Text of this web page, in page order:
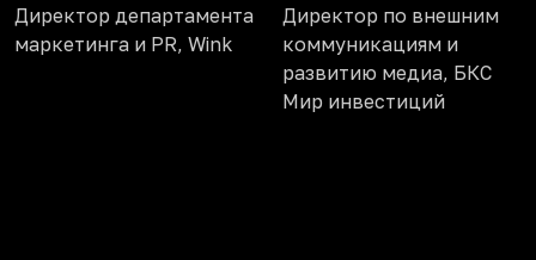
Директор департамента
маркетинга и PR, Wink
Директор по внешним
коммуникациям и
развитию медиа, БКС
Мир инвестиций